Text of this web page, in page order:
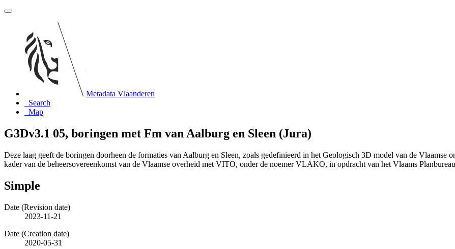
Metadata Vlaanderen
Search
Map
G3Dv3.1 05, boringen met Fm van Aalburg en Sleen (Jura)
Deze laag geeft de boringen doorheen de formaties van Aalburg en Sleen, zoals gedefinieerd in het Geologisch 3D model van de
kader van de beheersovereenkomst van de Vlaamse overheid met VITO, onder de noemer VLAKO, in opdracht van het Vlaams
Simple
Date (Revision date)
2023-11-21
Date (Creation date)
2020-05-31